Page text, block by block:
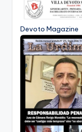
Devoto Magazine